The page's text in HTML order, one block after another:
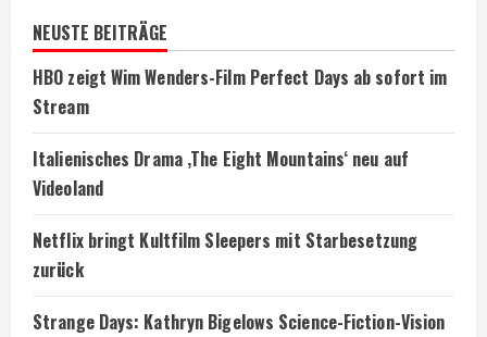
NEUSTE BEITRÄGE
HBO zeigt Wim Wenders-Film Perfect Days ab sofort im
Stream
Italienisches Drama ‚The Eight Mountains‘ neu auf
Videoland
Netflix bringt Kultfilm Sleepers mit Starbesetzung
zurück
Strange Days: Kathryn Bigelows Science-Fiction-Vision